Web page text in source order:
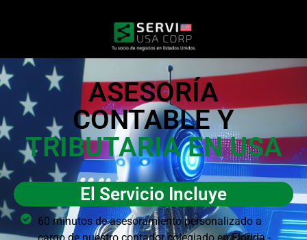
ASESORÍA
CONTABLE Y
TRIBUTARIA EN USA
El Servicio Incluye
60 minutos de asesoramiento personalizado a